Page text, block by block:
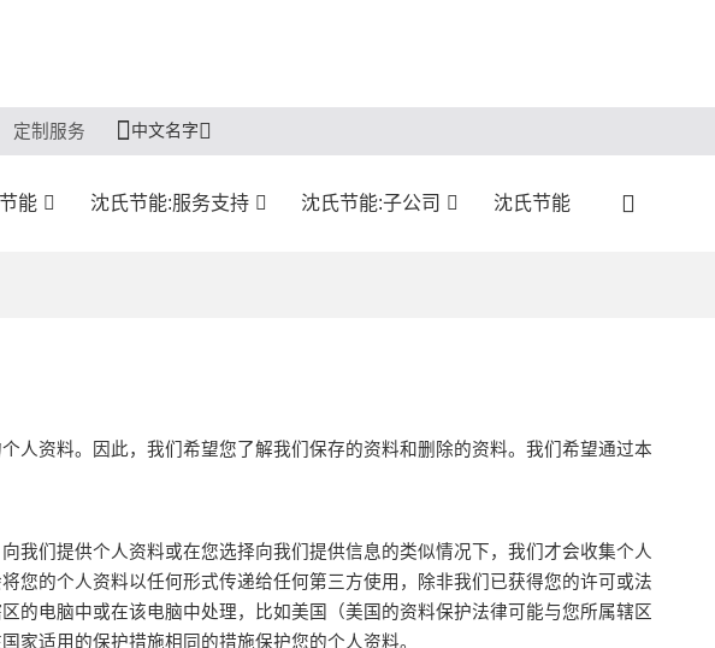
定制服务 中文名字
能 沈氏节能:服务支持 沈氏节能:子公司 沈氏节能
人资料。因此，我们希望您了解我们保存的资料和删除的资料。我们希望通过本
我们提供个人资料或在您选择向我们提供信息的类似情况下，我们才会收集个人
您的个人资料以任何形式传递给任何第三方使用，除非我们已获得您的许可或法
电脑中或在该电脑中处理，比如美国（美国的资料保护法律可能与您所属辖区
家适用的保护措施相同的措施保护您的个人资料。